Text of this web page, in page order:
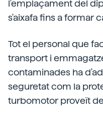
l'emplaçament del
s'aixafa fins a formar
Tot el personal que
transport i
contaminades ha
seguretat com la
turbomotor proveït